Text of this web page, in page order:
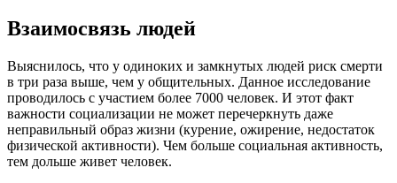
Взаимосвязь людей
Выяснилось, что у одиноких и замкнутых людей риск смерти
в три раза выше, чем у общительных. Данное исследование
проводилось с участием более 7000 человек. И этот факт
важности социализации не может перечеркнуть даже
неправильный образ жизни (курение, ожирение, недостаток
физической активности). Чем больше социальная активность,
тем дольше живет человек.